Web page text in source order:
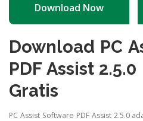
Download Now
Download PC
PDF Assist
Gratis
PC Assist Software PDF Assist 2.5.0